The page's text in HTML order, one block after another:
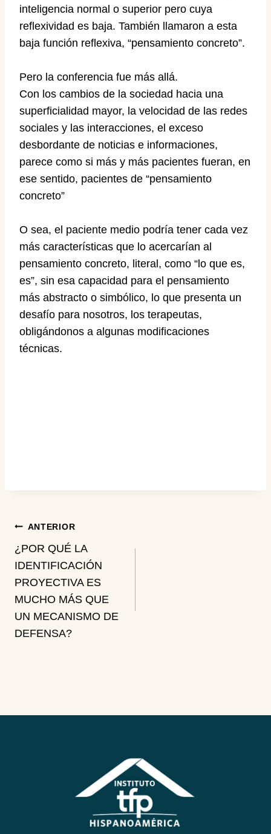
inteligencia normal o superior pero cuya
reflexividad es baja. También llamaron a esta
baja función reflexiva, “pensamiento concreto”.
Pero la conferencia fue más allá.
Con los cambios de la sociedad hacia una
superficialidad mayor, la velocidad de las redes
sociales y las interacciones, el exceso
desbordante de noticias e informaciones,
parece como si más y más pacientes fueran, en
ese sentido, pacientes de “pensamiento
concreto”
O sea, el paciente medio podría tener cada vez
más características que lo acercarían al
pensamiento concreto, literal, como “lo que es,
es”, sin esa capacidad para el pensamiento
más abstracto o simbólico, lo que presenta un
desafío para nosotros, los terapeutas,
obligándonos a algunas modificaciones
técnicas.
Navegación
de
entradas
ANTERIOR
¿POR QUÉ LA
IDENTIFICACIÓN
PROYECTIVA ES
MUCHO MÁS QUE
UN MECANISMO DE
DEFENSA?